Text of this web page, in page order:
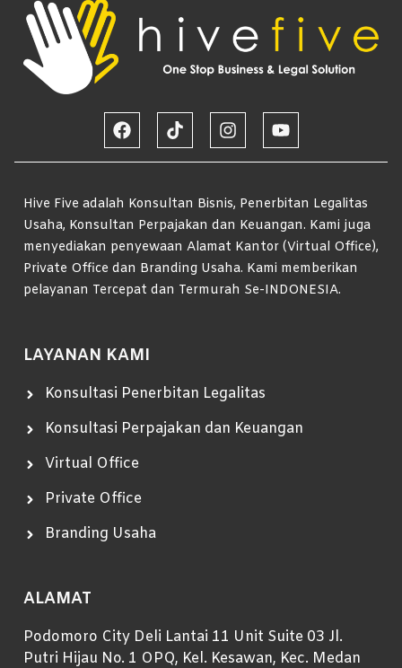
Hive Five adalah Konsultan Bisnis, Penerbitan Legalitas
Usaha, Konsultan Perpajakan dan Keuangan. Kami juga
menyediakan penyewaan Alamat Kantor (Virtual Office),
Private Office dan Branding Usaha. Kami memberikan
pelayanan Tercepat dan Termurah Se-INDONESIA.
LAYANAN KAMI
Konsultasi Penerbitan Legalitas
Konsultasi Perpajakan dan Keuangan
Virtual Office
Private Office
Branding Usaha
ALAMAT
Podomoro City Deli Lantai 11 Unit Suite 03 Jl.
Putri Hijau No. 1 OPQ, Kel. Kesawan, Kec. Medan